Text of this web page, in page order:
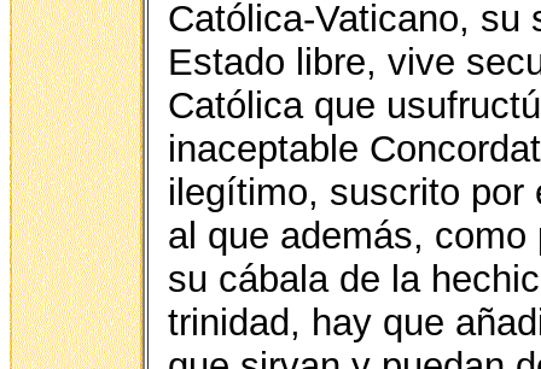
Católica-Vaticano, su
Estado libre, vive
Católica que
inaceptable
ilegítimo, suscrito por
al que además,
su cábala de la
trinidad, hay que